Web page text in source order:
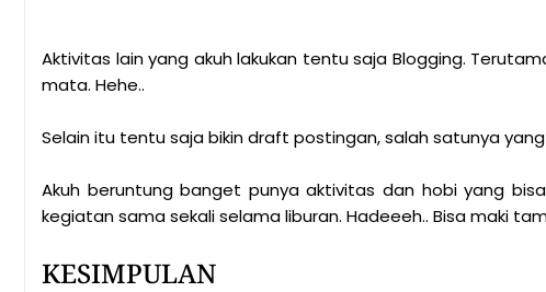
Aktivitas lain yang akuh lakukan tentu saja Blogging.
mata. Hehe..
Selain itu tentu saja bikin draft postingan, salah satunya
Akuh beruntung banget punya aktivitas dan hobi yang
kegiatan sama sekali selama liburan. Hadeeeh.. Bisa maki
KESIMPULAN